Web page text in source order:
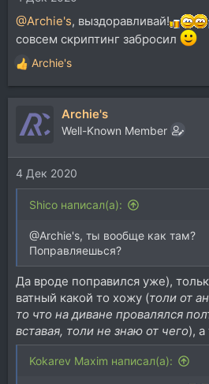
@Archie's, выздоравливай!
совсем скриптинг забросил
Р
е
а
ц
и
:
Archie's
Archie's
Well-Known Member
4 Дек 2020
Shico написал(а):
@Archie's, ты вообще как там?
Поправляешься?
Да вроде поправился уже),
ватный какой то хожу (толи от
то что на диване провалялся
вставая, толи не знаю от чего),
Kokarev Maxim написал(а):